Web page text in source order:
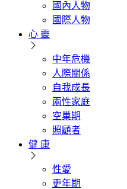
國內人物
國際人物
心 靈
中年危機
人際關係
自我成長
兩性家庭
空巢期
照顧者
健 康
性愛
更年期